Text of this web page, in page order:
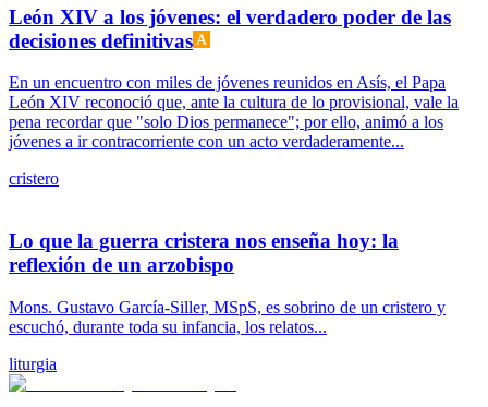
León XIV a los jóvenes: el verdadero poder de las
decisiones definitivas
En un encuentro con miles de jóvenes reunidos en Asís, el Papa
León XIV reconoció que, ante la cultura de lo provisional, vale la
pena recordar que "solo Dios permanece"; por ello, animó a los
jóvenes a ir contracorriente con un acto verdaderamente...
cristero
Lo que la guerra cristera nos enseña hoy: la
reflexión de un arzobispo
Mons. Gustavo García-Siller, MSpS, es sobrino de un cristero y
escuchó, durante toda su infancia, los relatos...
liturgia